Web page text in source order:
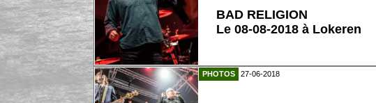
BAD RELIGION
Le 08-08-2018 à Lokeren
PHOTOS 27-06-2018